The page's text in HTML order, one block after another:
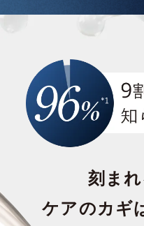
刻ま
ケアのカギ